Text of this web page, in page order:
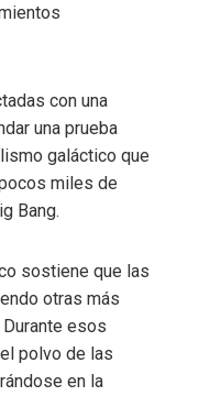
con una
una prueba
galáctico que
miles de
Bang.
sostiene que las
otras más
esos
polvo de las
en la